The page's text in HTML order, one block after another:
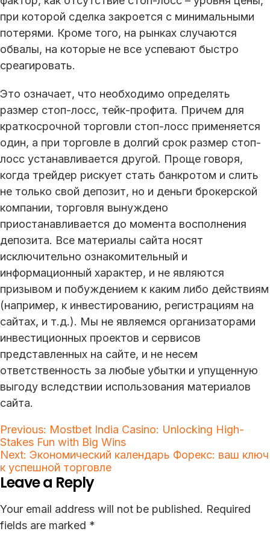
при которой сделка закроется с минимальными
потерями. Кроме того, на рынках случаются
обвалы, на которые не все успевают быстро
среагировать.
Это означает, что необходимо определять
размер стоп-лосс, тейк-профита. Причем для
краткосрочной торговли стоп-лосс применяется
один, а при торговле в долгий срок размер стоп-
лосс устанавливается другой. Проще говоря,
когда трейдер рискует стать банкротом и слить
не только свой депозит, но и деньги брокерской
компании, торговля вынуждено
приостанавливается до момента восполнения
депозита. Все материалы сайта носят
исключительно ознакомительный и
информационный характер, и не являются
призывом и побуждением к каким либо действиям
(например, к инвестированию, регистрациям на
сайтах, и т.д.). Мы не являемся организаторами
инвестиционных проектов и сервисов
представленных на сайте, и не несем
ответственность за любые убытки и упущенную
выгоду вследствии использования материалов
сайта.
Post
navigation
Previous: Mostbet India Casino: Unlocking High-
Stakes Fun with Big Wins
Next: Экономический календарь Форекс: ваш ключ
к успешной торговле
Leave a Reply
Your email address will not be published. Required
fields are marked *